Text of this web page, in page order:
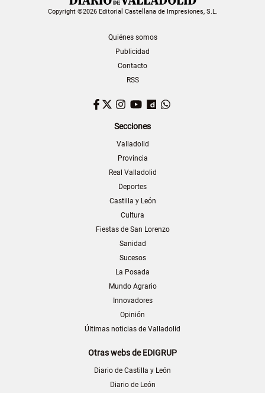
Copyright ©2026 Editorial Castellana de Impresiones, S.L.
Quiénes somos
Publicidad
Contacto
RSS
Facebook
TwitterInstagram
YouTubeDailymotion
Secciones
Valladolid
Provincia
Real Valladolid
Deportes
Castilla y León
Cultura
Fiestas de San Lorenzo
Sanidad
Sucesos
La Posada
Mundo Agrario
Innovadores
Opinión
Últimas noticias de Valladolid
Otras webs de EDIGRUP
Diario de Castilla y León
Diario de León